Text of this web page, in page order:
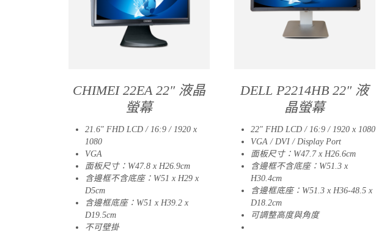
CHIMEI 22EA 22″ 液晶
螢幕
21.6″ FHD LCD / 16:9 / 1920 x
1080
VGA
面板尺寸：W47.8 x H26.9cm
含邊框不含底座：W51 x H29 x
D5cm
含邊框底座：W51 x H39.2 x
D19.5cm
不可壁掛
DELL P2214HB 22″ 液
晶螢幕
22″ FHD LCD / 16:9 / 1920 x 1080
VGA / DVI / Display Port
面板尺寸：W47.7 x H26.6cm
含邊框不含底座：W51.3 x
H30.4cm
含邊框底座：W51.3 x H36-48.5 x
D18.2cm
可調整高度與角度